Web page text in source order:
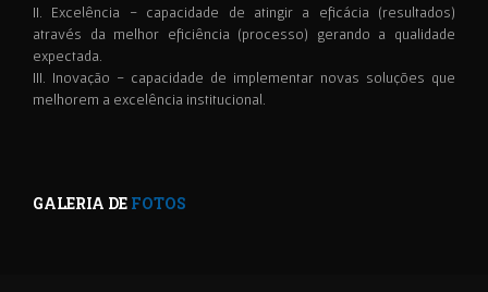
II. Excelência - capacidade de atingir a eficácia (resultados)
através da melhor eficiência (processo) gerando a qualidade
expectada.
III. Inovação - capacidade de implementar novas soluções que
melhorem a excelência institucional.
GALERIA DE FOTOS